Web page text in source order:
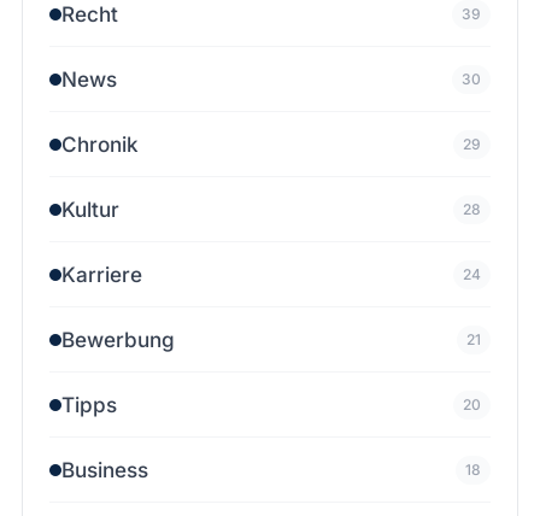
Recht 39
News 30
Chronik 29
Kultur 28
Karriere 24
Bewerbung 21
Tipps 20
Business 18